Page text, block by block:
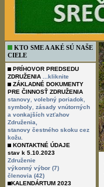
KTO SME A AKÉ SÚ NAŠE
CIELE
PRÍHOVOR PREDSEDU
ZDRUŽENIA
...kliknite
ZÁKLADNÉ DOKUMENTY
PRE ČINNOSŤ ZDRUŽENIA
stanovy volebný poriadok
symboly zásady vnútorných
a vonkajších vzťahov
Združenia,
stanovy čestného skoku cez
kožu.
KONTAKTNÉ ÚDAJE
stav k 5.10.2023
Združenie
výkonný výbor (7)
členovia (42)
KALENDÁRTUM 2023